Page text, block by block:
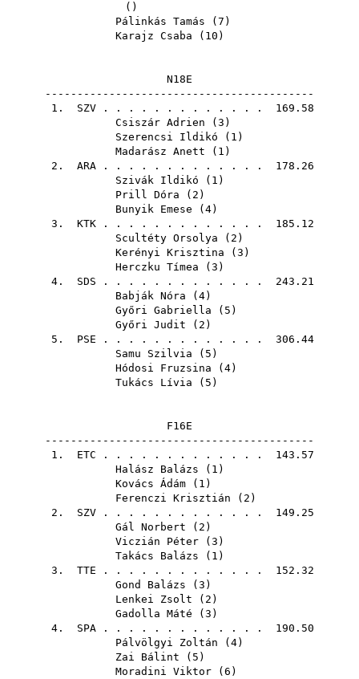
()
Pálinkás Tamás ( 7 )
Karajz Csaba ( 10 )
N18E
------------------------------------------
1. SZV . . . . . . . . . . . . . 169.58
Csiszár Adrien ( 3 )
Szerencsi Ildikó ( 1 )
Madarász Anett ( 1 )
2. ARA . . . . . . . . . . . . . 178.26
Szivák Ildikó ( 1 )
Prill Dóra ( 2 )
Bunyik Emese ( 4)
3. KTK . . . . . . . . . . . . . 185.12
Scultéty Orsolya ( 2 )
Kerényi Krisztina ( 3 )
Herczku Tímea ( 3 )
4. SDS . . . . . . . . . . . . . 243.21
Babják Nóra ( 4)
Győri Gabriella ( 5 )
Győri Judit ( 2 )
5. PSE . . . . . . . . . . . . . 306.44
Samu Szilvia ( 5 )
Hódosi Fruzsina ( 4)
Tukács Lívia ( 5 )
F16E
------------------------------------------
1. ETC . . . . . . . . . . . . . 143.57
Halász Balázs ( 1 )
Kovács Ádám ( 1 )
Ferenczi Krisztián ( 2 )
2. SZV . . . . . . . . . . . . . 149.25
Gál Norbert ( 2 )
Viczián Péter ( 3 )
Takács Balázs ( 1 )
3. TTE . . . . . . . . . . . . . 152.32
Gond Balázs ( 3 )
Lenkei Zsolt ( 2 )
Gadolla Máté ( 3 )
4. SPA . . . . . . . . . . . . . 190.50
Pálvölgyi Zoltán ( 4)
Zai Bálint ( 5 )
Moradini Viktor ( 6 )